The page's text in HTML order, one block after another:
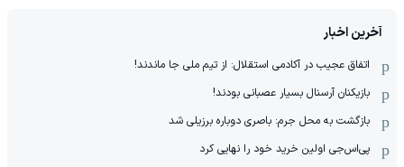
آخرین اخبار
اتفاق عجیب در آکادمی استقلال: از تیم ملی جا ماندند!
بازیکنان آرسنال بسیار عصبانی بودند!
بازگشت به محل جرم: باصری دوباره برزیلی شد
پی‌اس‌جی اولین خرید خود را نهایی کرد